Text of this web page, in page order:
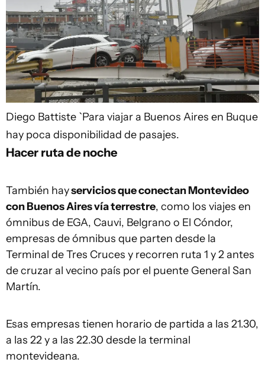
Diego Battiste `Para viajar a Buenos Aires en Buque
hay poca disponibilidad de pasajes.
Hacer ruta de noche
También hayservicios que conectan Montevideo
con Buenos Aires vía terrestre, como los viajes en
ómnibus de EGA, Cauvi, Belgrano o El Cóndor,
empresas de ómnibus que parten desde la
Terminal de Tres Cruces y recorren ruta 1 y 2 antes
de cruzar al vecino país por el puente General San
Martín.
Esas empresas tienen horario de partida a las 21.30,
a las 22 y a las 22.30 desde la terminal
montevideana.